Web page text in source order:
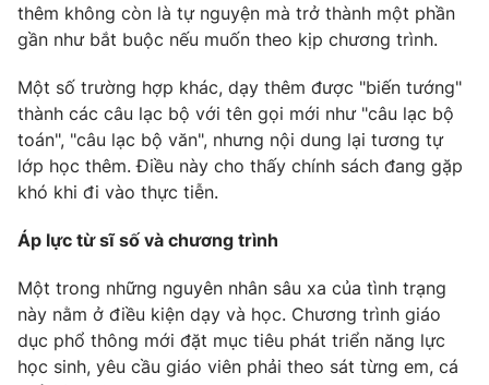
Tổng Biên tập:Vũ Thanh Thủy
Phó Tổng Biên tập:Nguyễn Thị Mỹ Hạnh, Phạm Quốc Thắng,
Tổng đài VTV:024.38 355 931 - 024.38 355 932
Ðiện thoại Thời báo VTV:
024.66 897 897
Email:toasoan@vtv.vn
Liên hệ quảng cáo:024-7300.7108
thêm không còn là tự nguyện mà trở thành một phần
gần như bắt buộc nếu muốn theo kịp chương trình.
Một số trường hợp khác, dạy thêm được "biến tướng"
thành các câu lạc bộ với tên gọi mới như "câu lạc bộ
toán", "câu lạc bộ văn", nhưng nội dung lại tương tự
lớp học thêm. Điều này cho thấy chính sách đang gặp
khó khi đi vào thực tiễn.
Áp lực từ sĩ số và chương trình
Một trong những nguyên nhân sâu xa của tình trạng
này nằm ở điều kiện dạy và học. Chương trình giáo
dục phổ thông mới đặt mục tiêu phát triển năng lực
học sinh, yêu cầu giáo viên phải theo sát từng em, cá